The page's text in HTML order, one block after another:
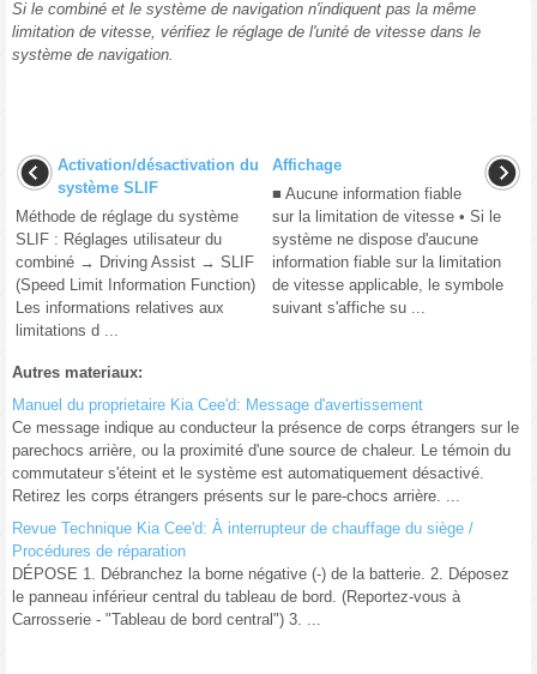
Si le combiné et le système de navigation n'indiquent pas la même
limitation de vitesse, vérifiez le réglage de l'unité de vitesse dans le
système de navigation.
Activation/désactivation du
système SLIF
Méthode de réglage du système
SLIF : Réglages utilisateur du
combiné → Driving Assist → SLIF
(Speed Limit Information Function)
Les informations relatives aux
limitations d ...
Affichage
■ Aucune information fiable
sur la limitation de vitesse • Si le
système ne dispose d'aucune
information fiable sur la limitation
de vitesse applicable, le symbole
suivant s'affiche su ...
Autres materiaux:
Manuel du proprietaire Kia Cee'd: Message d'avertissement
Ce message indique au conducteur la présence de corps étrangers sur le
parechocs arrière, ou la proximité d'une source de chaleur. Le témoin du
commutateur s'éteint et le système est automatiquement désactivé.
Retirez les corps étrangers présents sur le pare-chocs arrière. ...
Revue Technique Kia Cee'd: À interrupteur de chauffage du siège /
Procédures de réparation
DÉPOSE 1. Débranchez la borne négative (-) de la batterie. 2. Déposez
le panneau inférieur central du tableau de bord. (Reportez-vous à
Carrosserie - "Tableau de bord central") 3. ...